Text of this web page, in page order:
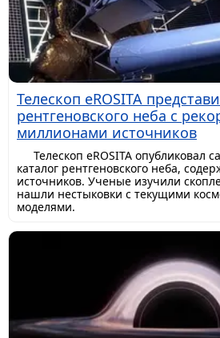
Телескоп eROSITA
рентгеновского неба с
миллионами источников
Телескоп eROSITA опубликовал
каталог рентгеновского неба,
источников. Ученые изучили
нашли нестыковки с текущими
моделями.